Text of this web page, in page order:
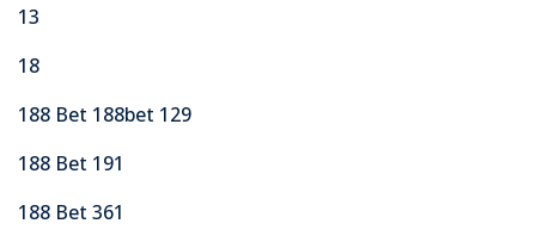
13
18
188 Bet 188bet 129
188 Bet 191
188 Bet 361